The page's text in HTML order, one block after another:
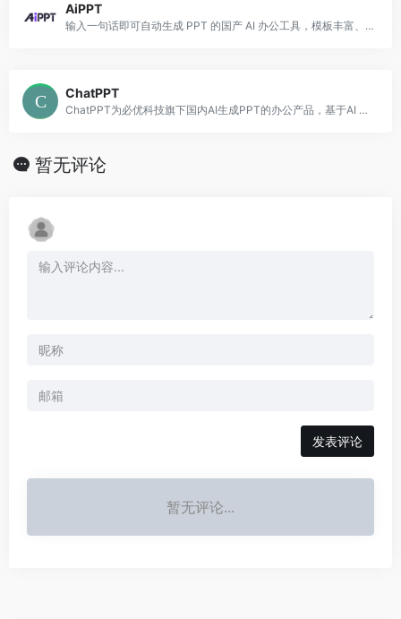
AiPPT
输入一句话即可自动生成 PPT 的国产 AI 办公工具，模板丰富、支持在线编辑。
ChatPPT
ChatPPT为必优科技旗下国内AI生成PPT的办公产品，基于AI Chat指令式内容生成与创作，辅助职场办公人工更高效去创作PPT文档，目前接入超过350+指令集，可以在1分钟内完成全篇PPT生成、设计与排版。
暂无评论
发表评论
暂无评论...